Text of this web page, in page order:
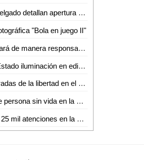
Ricardo Gallardo y Mario Delgado detallan apertura de universidad en SLP
"Bola en juego II"
Congreso del estado analizará de manera responsable las iniciativas de leyes de ingresos municipales para el ejercicio fiscal 2026
Enciende el Congreso del Estado iluminación en edificio legislativo de Jardín Hidalgo con motivos patrios
Reconocen a personas privadas de la libertad en el 28° Concurso Nacional de Teatro Penitenciario
Fiscalía investiga reporte de persona sin vida en la zona metropolitana de SLP
Stand de DIF estatal brindó 25 mil atenciones en la Fenapo